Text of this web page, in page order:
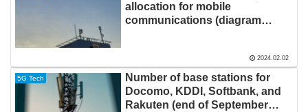
allocation for mobile
communications (diagram
Softbank, Rakuten, Local 5G)
2024.02.02
5G Tech
Number of base stations for
Docomo, KDDI, Softbank, and
Rakuten (end of September